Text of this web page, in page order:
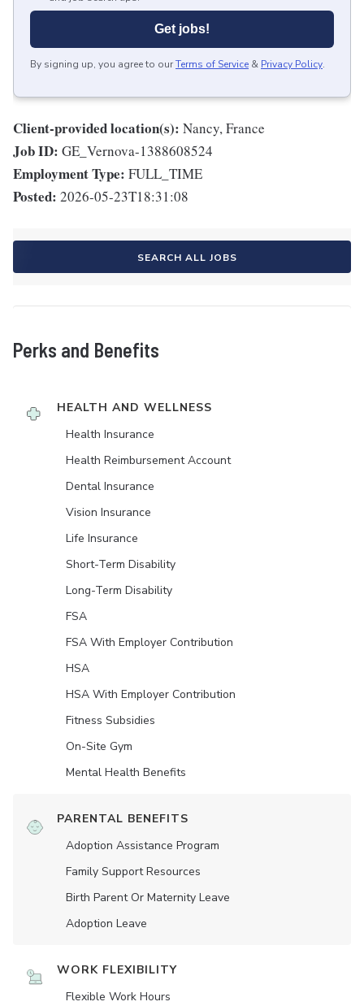
Get jobs!
By signing up, you agree to ourTerms of Service & Privacy Policy.
Client-provided location(s): Nancy, France
Job ID: GE_Vernova-1388608524
Employment Type: FULL_TIME
Posted: 2026-05-23T18:31:08
SEARCH ALL JOBS
Perks and Benefits
HEALTH AND WELLNESS
Health Insurance
Health Reimbursement Account
Dental Insurance
Vision Insurance
Life Insurance
Short-Term Disability
Long-Term Disability
FSA
FSA With Employer Contribution
HSA
HSA With Employer Contribution
Fitness Subsidies
On-Site Gym
Mental Health Benefits
PARENTAL BENEFITS
Adoption Assistance Program
Family Support Resources
Birth Parent Or Maternity Leave
Adoption Leave
WORK FLEXIBILITY
Flexible Work Hours